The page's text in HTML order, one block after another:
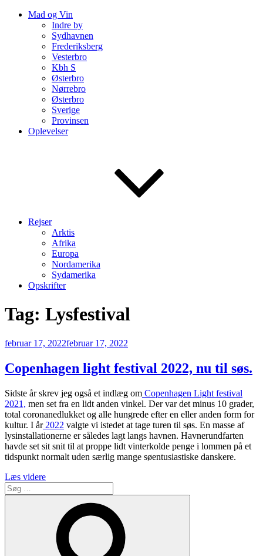
Mad og Vin
Indre by
Sydhavnen
Frederiksberg
Vesterbro
Kbh S
Østerbro
Nørrebro
Østerbro
Sverige
Provinsen
Oplevelser
Rejser
Arktis
Afrika
Europa
Nordamerika
Sydamerika
Opskrifter
Tag: Lysfestival
Udgivet
februar 17, 2022februar 17, 2022
Copenhagen light festival 2022, nu til søs.
Sidste år skrev jeg også et indlæg om Copenhagen Light festival
2021, men set fra en lidt anden vinkel. Der var det minus 10 grader,
total coronanedlukket og alle hungrede efter en eller anden form for
kultur. I år2022 valgte vi istedet at tage turen til søs. En masse af
lysinstallationerne er således lagt langs havnen. Havnerundfarten
havde set sit snit til at proppe lidt vinterkolde penge i lommen på et
tidspunkt normalt uden særlig mange søentusiastiske danskere.
Læs videre“Copenhagen
festival
søs.”
Søg
efter: